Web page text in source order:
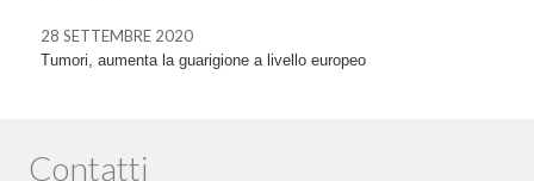
28 SETTEMBRE 2020
Tumori, aumenta la guarigione a livello europeo
Contatti